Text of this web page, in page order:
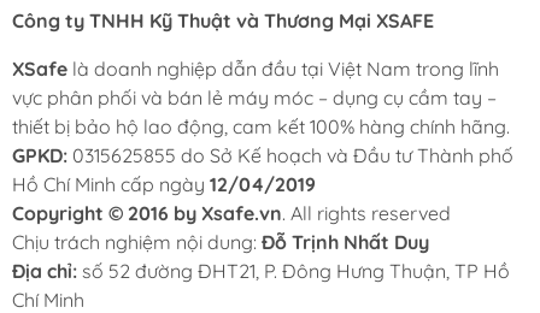
Công ty TNHH Kỹ Thuật và Thương Mại XSAFE
XSafe là doanh nghiệp dẫn đầu tại Việt Nam trong lĩnh
vực phân phối và bán lẻ máy móc – dụng cụ cầm tay –
thiết bị bảo hộ lao động, cam kết 100% hàng chính hãng.
GPKD: 0315625855 do Sở Kế hoạch và Đầu tư Thành phố
Hồ Chí Minh cấp ngày 12/04/2019
Copyright © 2016 by Xsafe.vn. All rights reserved
Chịu trách nghiệm nội dung: Đỗ Trịnh Nhất Duy
Địa chỉ: số 52 đường ĐHT21, P. Đông Hưng Thuận, TP Hồ
Chí Minh